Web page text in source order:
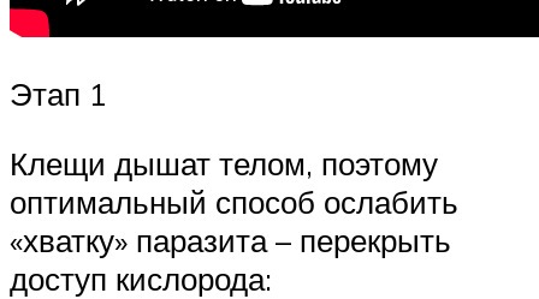
Этап 1
Клещи дышат телом, поэтому
оптимальный способ ослабить
«хватку» паразита – перекрыть
доступ кислорода: